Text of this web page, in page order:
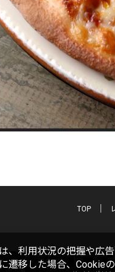
TOP
、利用状況の把握や広
遷移した場合、Cookie